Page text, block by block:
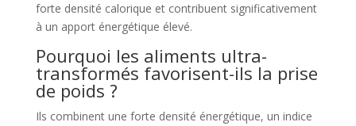
forte densité calorique et contribuent significativement
à un apport énergétique élevé.
Pourquoi les aliments ultra-
transformés favorisent-ils la prise
de poids ?
Ils combinent une forte densité énergétique, un indice